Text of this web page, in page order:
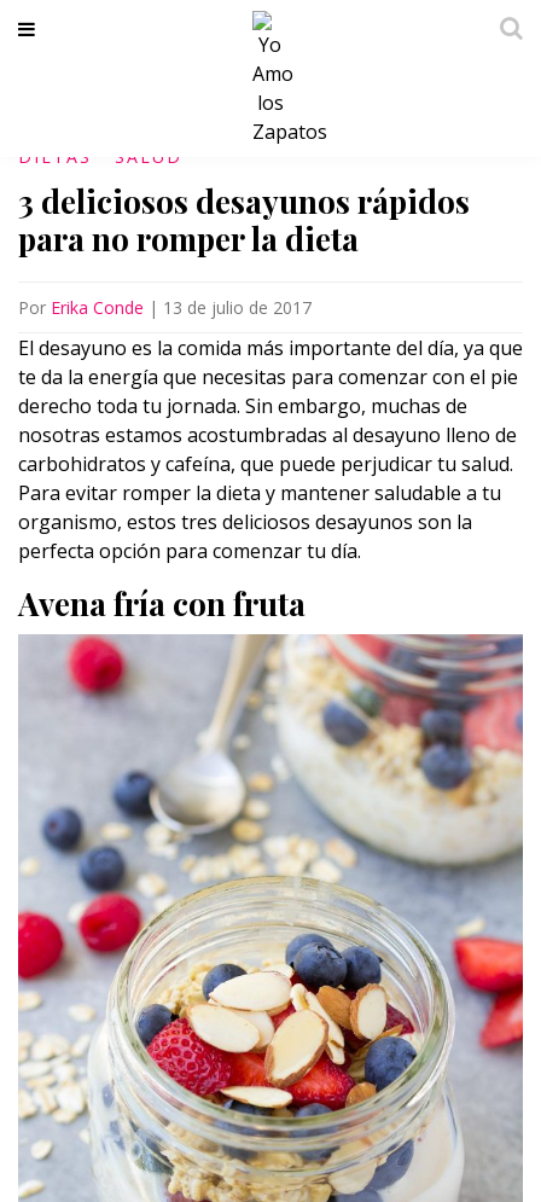
DIETAS SALUD
3 deliciosos desayunos rápidos
para no romper la dieta
Por Erika Conde | 13 de julio de 2017
El desayuno es la comida más importante del día, ya que
te da la energía que necesitas para comenzar con el pie
derecho toda tu jornada. Sin embargo, muchas de
nosotras estamos acostumbradas al desayuno lleno de
carbohidratos y cafeína, que puede perjudicar tu salud.
Para evitar romper la dieta y mantener saludable a tu
organismo, estos tres deliciosos desayunos son la
perfecta opción para comenzar tu día.
Avena fría con fruta